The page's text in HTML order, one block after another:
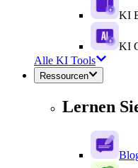
KI
KI
Alle KI Tools
Ressourcen
Lernen